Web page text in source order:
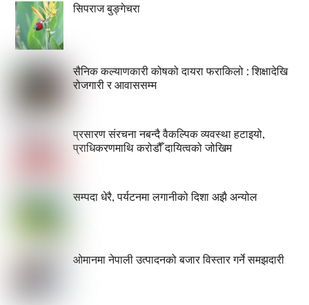
सिपराज बुङ्गेचरा
सैनिक कल्याणकारी कोषको दायरा फराकिलो : शिक्षादेखि
रोजगारी र आवाससम्म
प्रसारण संरचना नबन्दै वैकल्पिक व्यवस्था हटाइयो,
प्राधिकरणमाथि करोडौँ दायित्वको जोखिम
सम्पदा धेरै, पर्यटनमा लगानीको दिशा अझै अन्योल
ओमानमा नेपाली उत्पादनको बजार विस्तार गर्ने समझदारी